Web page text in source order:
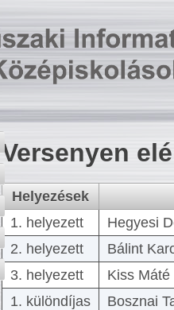
Versenyen
Helyezések
1. helyezett
Hegyesi
2. helyezett
Bálint
3. helyezett
Kiss
1. különdíjas
Bosznai